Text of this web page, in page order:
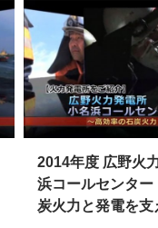
2014年度 広野火
浜コールセンター
炭火力と発電を